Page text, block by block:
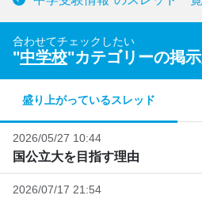
合わせてチェックしたい
"中学校"カテゴリーの掲
盛り上がっているスレッド
2026/05/27 10:44
国公立大を目指す理由
2026/07/17 21:54